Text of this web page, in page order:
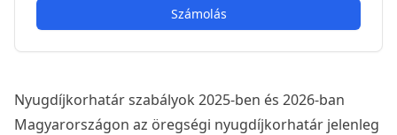
Számolás
Nyugdíjkorhatár szabályok 2025-ben és 2026-ban
Magyarországon az öregségi nyugdíjkorhatár jelenleg